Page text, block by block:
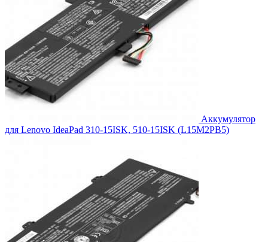
Аккумулятор
для Lenovo IdeaPad 310-15ISK, 510-15ISK (L15M2PB5)